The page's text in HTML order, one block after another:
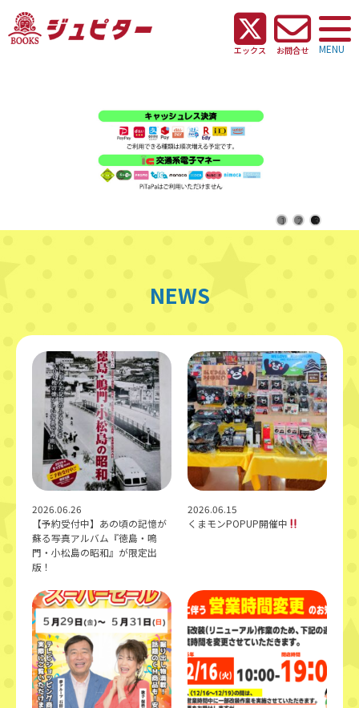
エックス お問合せ MENU
1 2 3
NEWS
2026.06.26
【予約受付中】あの頃の記憶が
蘇る――写真アルバム『徳島・鳴
門・小松島の昭和』が限定出
版！
2026.06.15
くまモンPOPUP開催中